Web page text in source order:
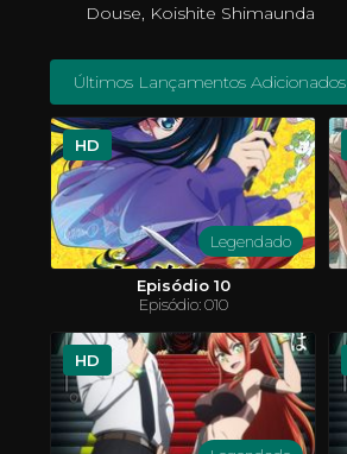
Douse, Koishite Shimaunda
Últimos Lançamentos Adicionados
HD
Legendado
Episódio 10
Episódio: 010
HD